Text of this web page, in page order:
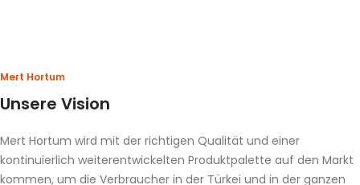
Mert Hortum
Unsere Vision
Mert Hortum wird mit der richtigen Qualität und einer
kontinuierlich weiterentwickelten Produktpalette auf den Markt
kommen, um die Verbraucher in der Türkei und in der ganzen